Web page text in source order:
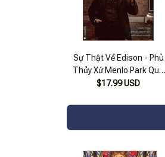
Sự Thật Về Edison - Phù
Thủy Xứ Menlo Park Qua
Lời Kể Của Henry Ford (tái
$17.99 USD